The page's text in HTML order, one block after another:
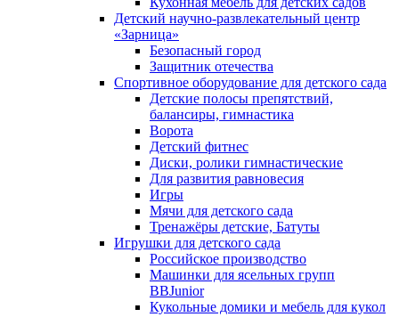
Детский научно-развлекательный центр
«Зарница»
Безопасный город
Защитник отечества
Спортивное оборудование для детского сада
Детские полосы препятствий,
балансиры, гимнастика
Ворота
Детский фитнес
Диски, ролики гимнастические
Для развития равновесия
Игры
Мячи для детского сада
Тренажёры детские, Батуты
Игрушки для детского сада
Российское производство
Машинки для ясельных групп
BBJunior
Кукольные домики и мебель для кукол